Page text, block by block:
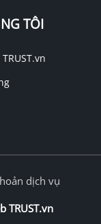
TÔI
TRUST.vn
dịch vụ